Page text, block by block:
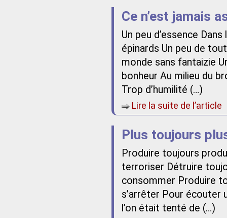
Ce n’est jamais
Un peu d’essence
épinards Un peu de
monde sans fantaizie
bonheur Au milieu du
Trop d’humilité (…)
Lire la suite de l’article
Plus toujours
Produire toujours
terroriser Détruire
consommer Produire
s’arrêter Pour écouter
l’on était tenté de (…)